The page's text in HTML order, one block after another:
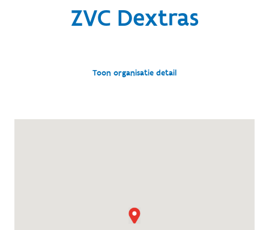
ZVC Dextras
Toon organisatie detail